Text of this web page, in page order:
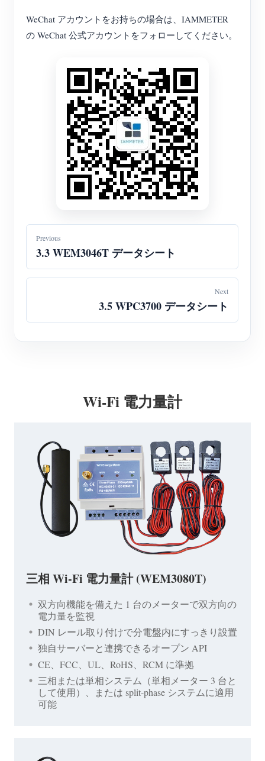
WeChat アカウントをお持ちの場合は、IAMMETER
の WeChat 公式アカウントをフォローしてください。
Previous
3.3 WEM3046T データシート
Next
3.5 WPC3700 データシート
Wi-Fi 電力量計
三相 Wi-Fi 電力量計 (WEM3080T)
双方向機能を備えた 1 台のメーターで双方向の
電力量を監視
DIN レール取り付けで分電盤内にすっきり設置
独自サーバーと連携できるオープン API
CE、FCC、UL、RoHS、RCM に準拠
三相または単相システム（単相メーター 3 台と
して使用）、または split-phase システムに適用
可能